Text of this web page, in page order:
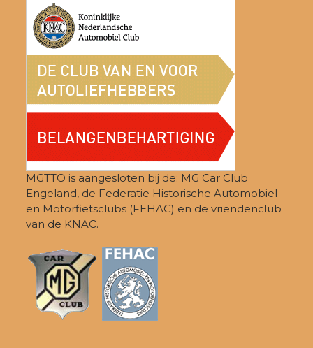
MGTTO is aangesloten bij de: MG Car Club
Engeland, de Federatie Historische Automobiel-
en Motorfietsclubs (FEHAC) en de vriendenclub
van de KNAC.